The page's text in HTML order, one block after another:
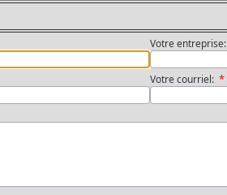
Votre entreprise:
Votre courriel: *